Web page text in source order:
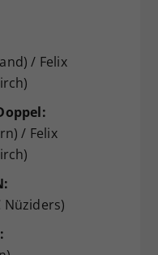
/ Felix
/ Felix
Nüziders)